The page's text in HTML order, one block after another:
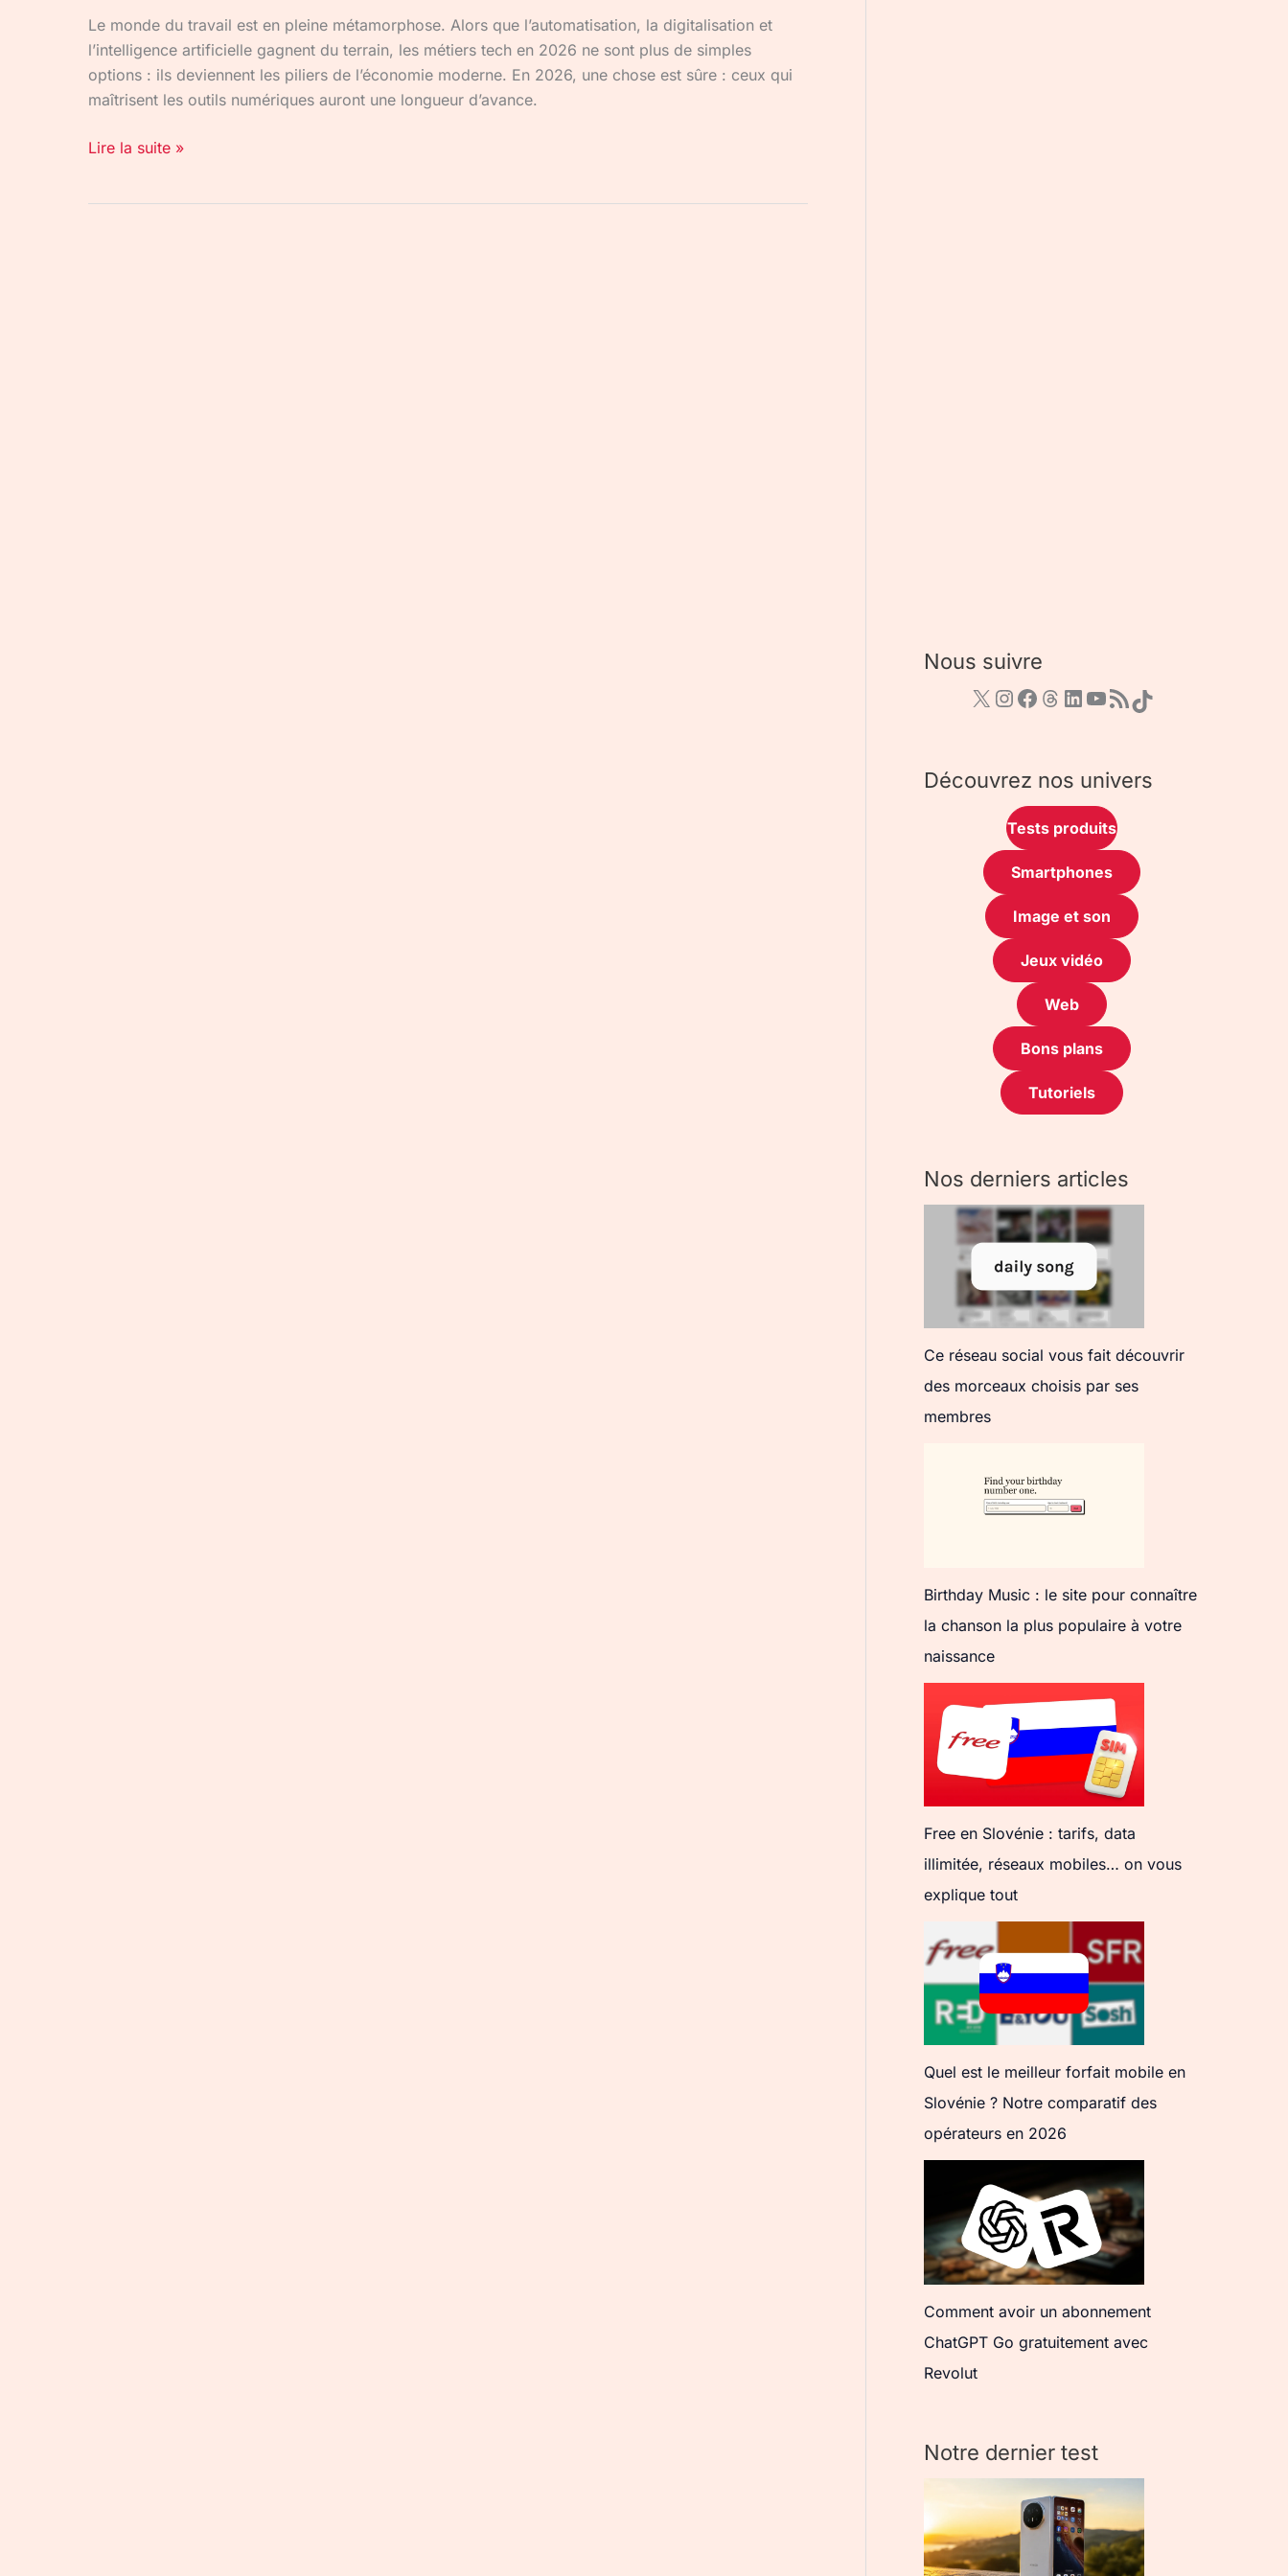
Le monde du travail est en pleine métamorphose. Alors que l’automatisation, la digitalisation et
l’intelligence artificielle gagnent du terrain, les métiers tech en 2026 ne sont plus de simples
options : ils deviennent les piliers de l’économie moderne. En 2026, une chose est sûre : ceux qui
maîtrisent les outils numériques auront une longueur d’avance.
Lire la suite »
Nous suivre
Découvrez nos univers
Tests produits
Smartphones
Image et son
Jeux vidéo
Web
Bons plans
Tutoriels
Nos derniers articles
Ce réseau social vous fait découvrir
des morceaux choisis par ses
membres
Birthday Music : le site pour connaître
la chanson la plus populaire à votre
naissance
Free en Slovénie : tarifs, data
illimitée, réseaux mobiles… on vous
explique tout
Quel est le meilleur forfait mobile en
Slovénie ? Notre comparatif des
opérateurs en 2026
Comment avoir un abonnement
ChatGPT Go gratuitement avec
Revolut
Notre dernier test